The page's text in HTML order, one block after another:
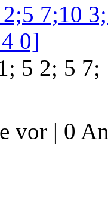
7;10
0]
5 2; 5
vor | 0